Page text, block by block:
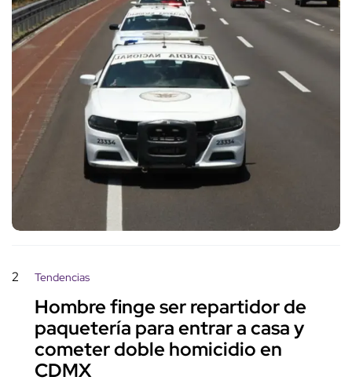
2 Tendencias
Hombre finge ser repartidor de
paquetería para entrar a casa y
cometer doble homicidio en
CDMX